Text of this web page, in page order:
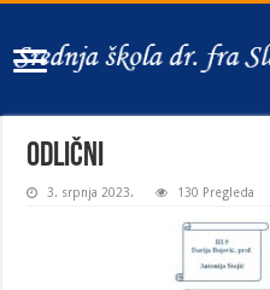
odlični
3. srpnja 2023. 130 Pregleda